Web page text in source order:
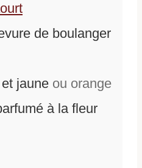
de boulanger
jaune ou orange
à la fleur